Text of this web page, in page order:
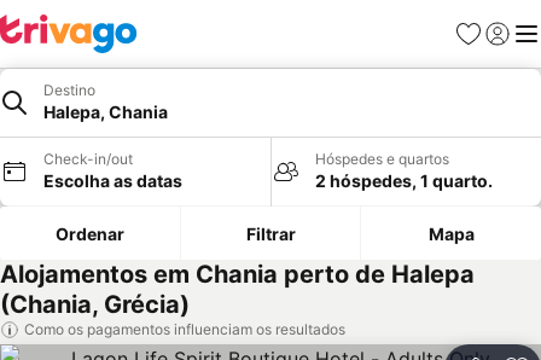
Favoritos
Iniciar
Destino
Halepa, Chania
Check-in/out
Escolha as datas
Hóspedes e quartos
2 hóspedes, 1 quarto.
Ordenar Filtrar Mapa
Alojamentos em Chania perto de Halepa
(Chania, Grécia)
Como os pagamentos influenciam os resultados